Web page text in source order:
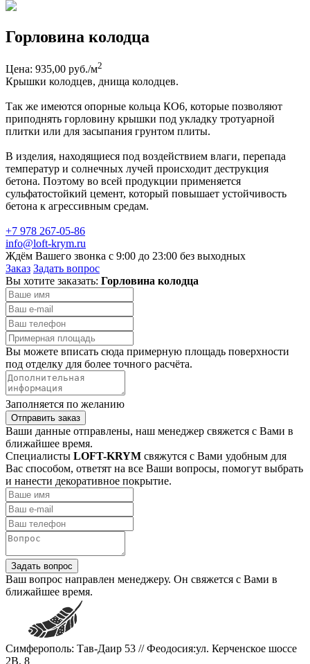
Горловина колодца
Цена: 935,00 руб./м2
Крышки колодцев, днища колодцев.
Так же имеются опорные кольца КО6, которые позволяют
приподнять горловину крышки под укладку тротуарной
плитки или для засыпания грунтом плиты.
В изделия, находящиеся под воздействием влаги, перепада
температур и солнечных лучей происходит деструкция
бетона. Поэтому во всей продукции применяется
сульфатостойкий цемент, который повышает устойчивость
бетона к агрессивным средам.
+7 978 267-05-86
info@loft-krym.ru
Ждём Вашего звонка с 9:00 до 23:00 без выходных
Заказ Задать вопрос
Вы хотите заказать: Горловина колодца
Вы можете вписать сюда примерную площадь поверхности
под отделку для более точного расчёта.
Заполняется по желанию
Отправить заказ
Ваши данные отправлены, наш менеджер свяжется с Вами в
ближайшее время.
Специалисты LOFT-KRYM свяжутся с Вами удобным для
Вас способом, ответят на все Ваши вопросы, помогут выбрать
и нанести декоративное покрытие.
Задать вопрос
Ваш вопрос направлен менеджеру. Он свяжется с Вами в
ближайшее время.
Симферополь: Тав-Даир 53 // Феодосия:ул. Керченское шоссе
2В, 8